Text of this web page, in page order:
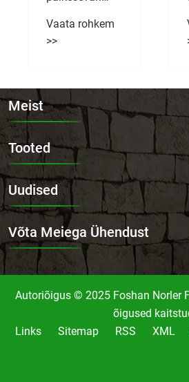
Meist
Tooted
Uudised
Võta Meiega Ühendust
Autoriõigus © 2025 Foshan Norler
õigused
Links
Sitemap RSS XML